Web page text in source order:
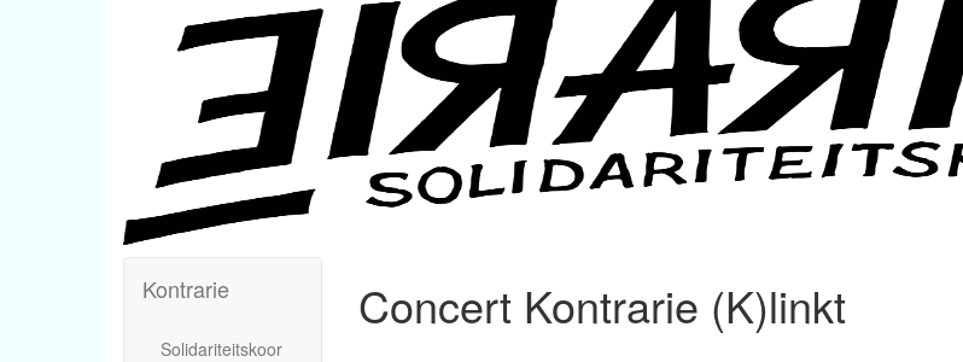
Kontrarie
Solidariteitskoor
Concert Kontrarie (K)linkt